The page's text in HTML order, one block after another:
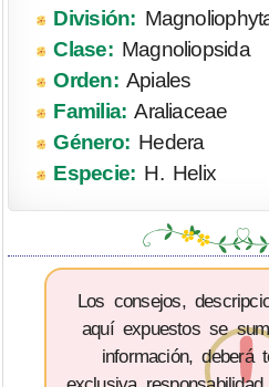
División:
Clase:Magnoliopsida
Orden:Apiales
Familia: Araliaceae
Género: Hedera
Especie: H. Helix
Los consejos,
aquí expuestos se
información, deberá